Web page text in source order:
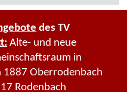
des TV
Alte- und neue
in
Oberrodenbach
Rodenbach